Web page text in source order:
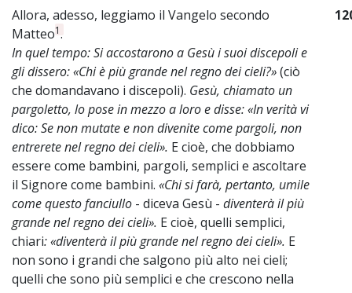
Allora, adesso, leggiamo il Vangelo secondo
Matteo1.
In quel tempo: Si accostarono a Gesù i suoi discepoli e
gli dissero: «Chi è più grande nel regno dei cieli?»(ciò
che domandavano i discepoli). Gesù, chiamato un
pargoletto, lo pose in mezzo a loro e disse: «In verità vi
dico: Se non mutate e non divenite come pargoli, non
entrerete nel regno dei cieli». E cioè, che dobbiamo
essere come bambini, pargoli, semplici e ascoltare
il Signore come bambini. «Chi si farà, pertanto, umile
come questo fanciullo - diceva Gesù - diventerà il più
grande nel regno dei cieli». E cioè, quelli semplici,
chiari: «diventerà il più grande nel regno dei cieli». E
non sono i grandi che salgono più alto nei cieli;
quelli che sono più semplici e che crescono nella